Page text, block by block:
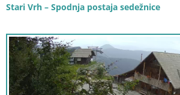
Stari Vrh – Spodnja postaja sedežnice